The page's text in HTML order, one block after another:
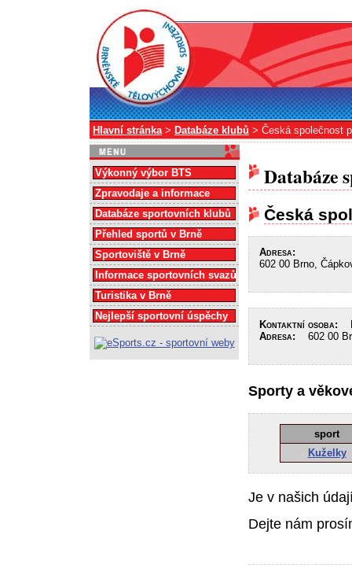
Hlavní stránka> Databáze klubů > Česká společnost
Databáze
Česká
Adresa:
602 00 Brno,
Kontaktní osoba:
Adresa: 602 00
Sporty a
sport
Kuželky
Je v našich
Dejte nám
Výkonný výbor BTS
Zpravodaje a informace
Databáze sportovních klubů
Přehled sportů v Brně
Sportoviště v Brně
Informace sportovních svazů
Turistika v Brně
Nejlepší sportovní úspěchy